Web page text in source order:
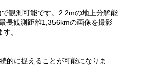
観測可能です。2.2mの地上分解能
長観測距離1,356kmの画像を撮影
。
的に捉えることが可能になりま